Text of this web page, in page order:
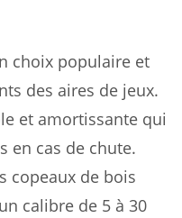
choix populaire et
des aires de jeux.
et amortissante qui
en cas de chute.
copeaux de bois
calibre de 5 à 30